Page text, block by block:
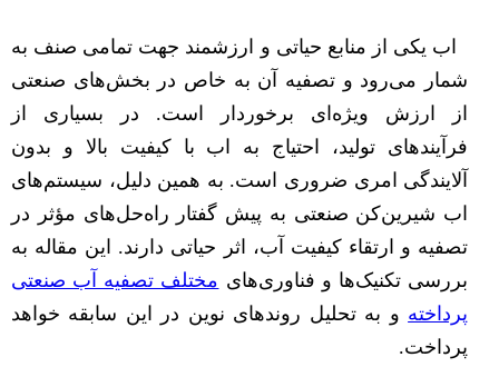
اب یکی از منابع حیاتی و ارزشمند جهت تمامی صنف به
شمار می‌رود و تصفیه آن به خاص در بخش‌های صنعتی
از ارزش ویژه‌ای برخوردار است. در بسیاری از
فرآیندهای تولید، احتیاج به اب با کیفیت بالا و بدون
آلایندگی امری ضروری است. به همین دلیل، سیستم‌های
اب شیرین‌کن صنعتی به پیش گفتار راه‌حل‌های مؤثر در
تصفیه و ارتقاء کیفیت آب، اثر حیاتی دارند. این مقاله به
بررسی تکنیک‌ها و فناوری‌های مختلف تصفیه آب صنعتی
پرداخته و به تحلیل روندهای نوین در این سابقه خواهد
پرداخت.